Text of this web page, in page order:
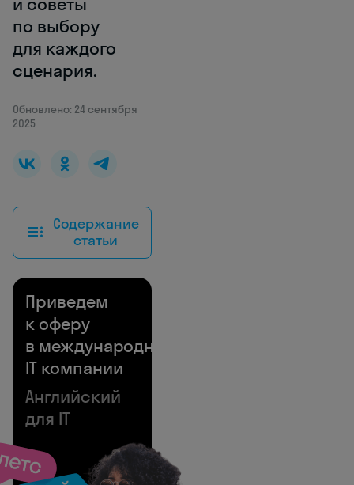
по выбору
для каждого
сценария.
Обновлено: 24 сентября
2025
Содержание
статьи
Приведем
к оферу
в международной
IT компании
Английский
для IT